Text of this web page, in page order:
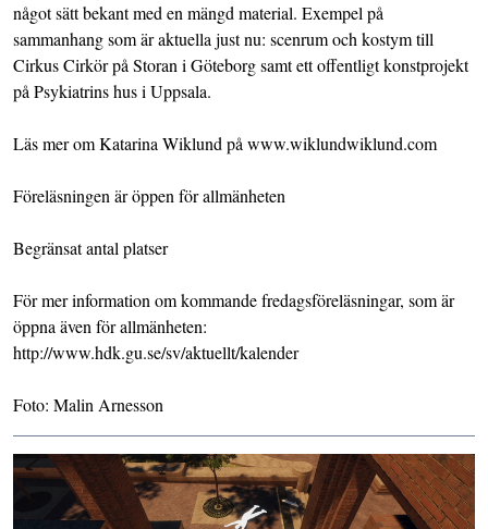
något sätt bekant med en mängd material. Exempel på
sammanhang som är aktuella just nu: scenrum och kostym till
Cirkus Cirkör på Storan i Göteborg samt ett offentligt konstprojekt
på Psykiatrins hus i Uppsala.
Läs mer om Katarina Wiklund på www.wiklundwiklund.com
Föreläsningen är öppen för allmänheten
Begränsat antal platser
För mer information om kommande fredagsföreläsningar, som är
öppna även för allmänheten:
http://www.hdk.gu.se/sv/aktuellt/kalender
Foto: Malin Arnesson